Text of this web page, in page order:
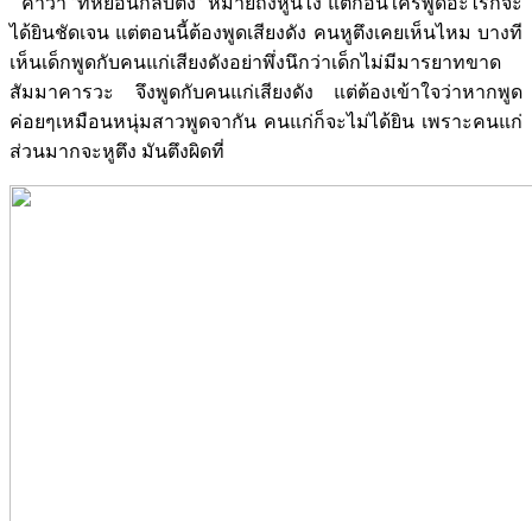
ได้ยินชัดเจน แต่ตอนนี้ต้องพูดเสียงดัง คนหูตึงเคยเห็นไหม บางที
เห็นเด็กพูดกับคนแก่เสียงดังอย่าพึ่งนึกว่าเด็กไม่มีมารยาทขาด
สัมมาคารวะ จึงพูดกับคนแก่เสียงดัง แต่ต้องเข้าใจว่าหากพูด
ค่อยๆเหมือนหนุ่มสาวพูดจากัน คนแก่ก็จะไม่ได้ยิน เพราะคนแก่
ส่วนมากจะหูตึง มันตึงผิดที่